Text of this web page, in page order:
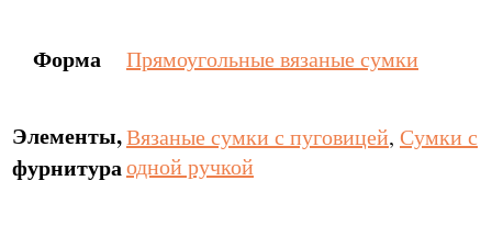
Форма Прямоугольные вязаные сумки
Элементы,
фурнитура
Вязаные сумки с пуговицей, Сумки с
одной ручкой